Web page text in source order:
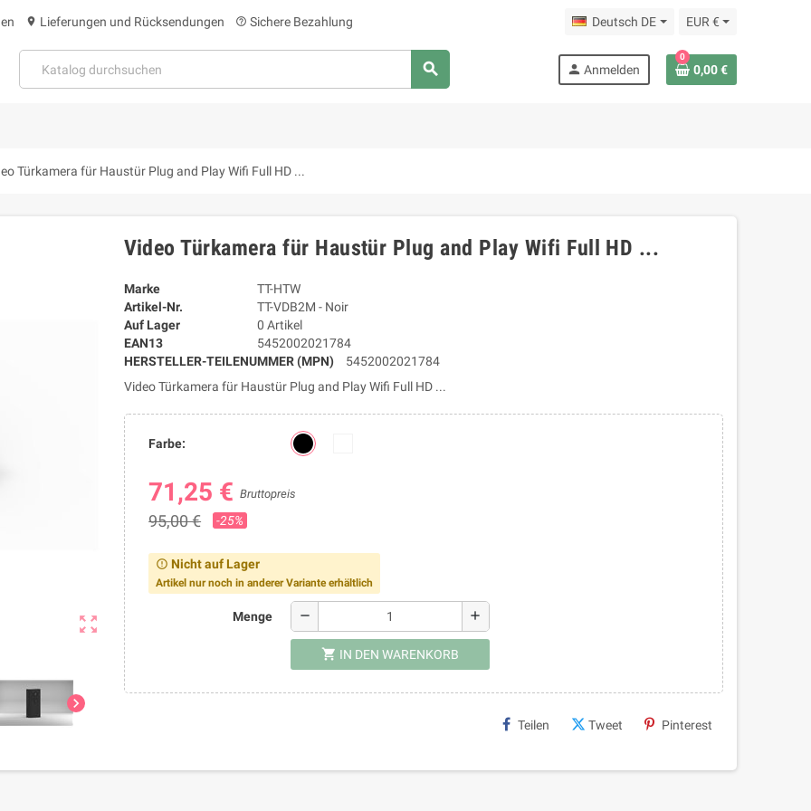
location_on Lieferungen und Rücksendungen help_outline Sichere Bezahlung Deutsch DE EUR €
search person Anmelden
0
0,00 €
Türkamera für Haustür Plug and Play Wifi Full HD ...
zoom_out_map
chevron_right
Video Türkamera für Haustür Plug and Play Wifi Full HD ...
Marke
TT-HTW
Artikel-Nr.
TT-VDB2M - Noir
Auf Lager
0 Artikel
EAN13
5452002021784
HERSTELLER-TEILENUMMER (MPN)
5452002021784
Video Türkamera für Haustür Plug and Play Wifi Full HD ...
Farbe:
71,25 € Bruttopreis
95,00 € -25%
error_outline Nicht auf Lager
Artikel nur noch in anderer Variante erhältlich
Menge remove add
shopping_cart IN DEN WARENKORB
Teilen Tweet Pinterest